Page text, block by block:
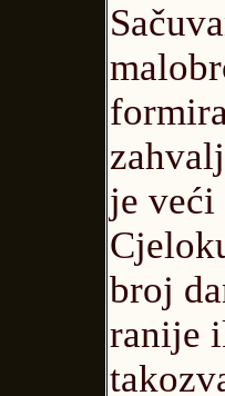
je veći
broj
ranije